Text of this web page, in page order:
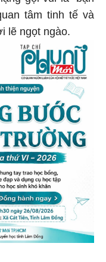
tâm tinh tế và
lẽ ngọt ngào.